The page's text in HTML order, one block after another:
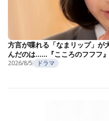
方言が喋れる「なまリップ」が
んだのは……『こころのフフフ
2026/8/5 ドラマ